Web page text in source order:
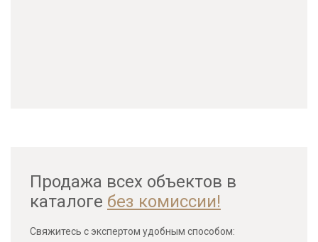
Продажа всех объектов в
каталоге без комиссии!
Свяжитесь с экспертом удобным способом: